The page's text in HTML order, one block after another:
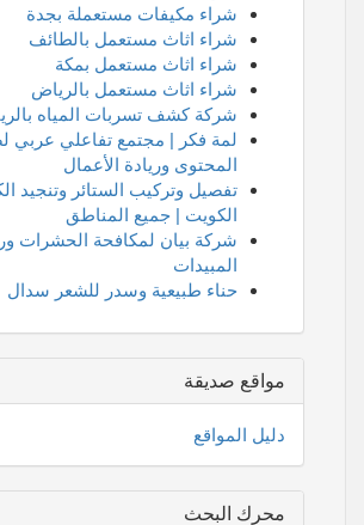
شراء مكيفات مستعملة بجدة
شراء اثاث مستعمل بالطائف
شراء اثاث مستعمل بمكة
شراء اثاث مستعمل بالرياض
شركة كشف تسربات المياه
لمة فكر | مجتمع تفاعلي عربي
المحتوى وريادة الأعمال
تفصيل وتركيب الستائر وتنجيد
الكويت | جميع المناطق
شركة بيان لمكافحة الحشرات
المبيدات
حناء طبيعية وسدر للشعر سدال
مواقع صديقة
دليل المواقع
محرك البحث